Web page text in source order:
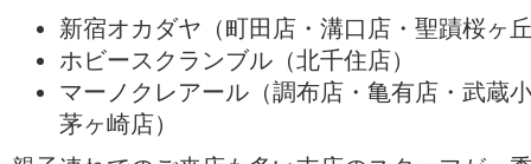
新宿オカダヤ（町田店・溝口店・聖蹟桜ヶ
ホビースクランブル（北千住店）
マーノクレアール（調布店・亀有店・武蔵
茅ヶ崎店）